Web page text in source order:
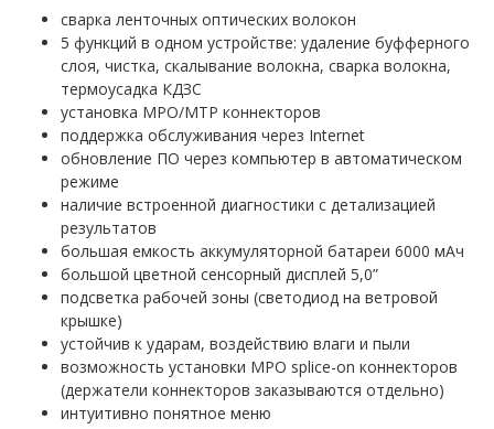
сварка ленточных оптических волокон
5 функций в одном устройстве: удаление буфферного
слоя, чистка, скалывание волокна, сварка волокна,
термоусадка КДЗС
установка MPO/MTP коннекторов
поддержка обслуживания через Internet
обновление ПО через компьютер в автоматическом
режиме
наличие встроенной диагностики с детализацией
результатов
большая емкость аккумуляторной батареи 6000 мАч
большой цветной сенсорный дисплей 5,0”
подсветка рабочей зоны (светодиод на ветровой
крышке)
устойчив к ударам, воздействию влаги и пыли
возможность установки MPO splice-on коннекторов
(держатели коннекторов заказываются отдельно)
интуитивно понятное меню